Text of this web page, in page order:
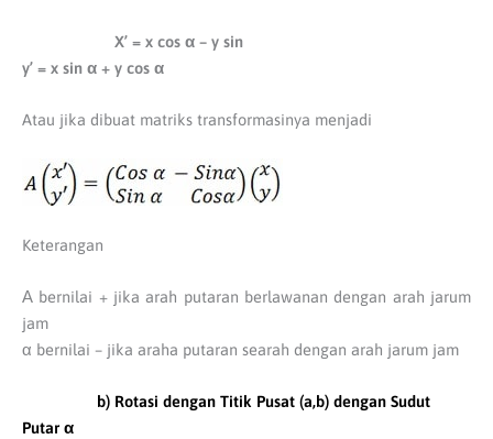
X’ = x cos α – y sin
y’ = x sin α + y cos α
Atau jika dibuat matriks transformasinya menjadi
Keterangan
Α bernilai + jika arah putaran berlawanan dengan arah jarum
jam
α bernilai – jika araha putaran searah dengan arah jarum jam
b) Rotasi dengan Titik Pusat (a,b) dengan Sudut
Putar α